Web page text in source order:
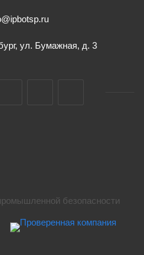
ул. Бумажная, д. 3
безопасности